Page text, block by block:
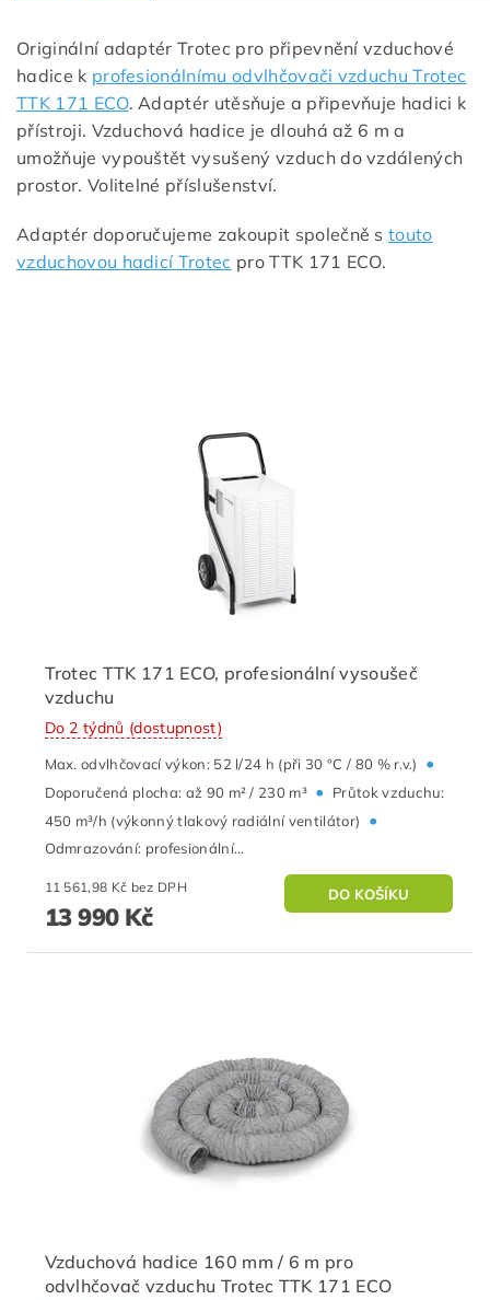
Originální adaptér Trotec pro připevnění vzduchové
hadice k profesionálnímu odvlhčovači vzduchu Trotec
TTK 171 ECO. Adaptér utěsňuje a připevňuje hadici k
přístroji. Vzduchová hadice je dlouhá až 6 m a
umožňuje vypouštět vysušený vzduch do vzdálených
prostor. Volitelné příslušenství.
Adaptér doporučujeme zakoupit společně stouto
vzduchovou hadicí Trotec pro TTK 171 ECO.
Trotec TTK 171 ECO, profesionální vysoušeč
vzduchu
Do 2 týdnů (dostupnost)
Max. odvlhčovací výkon: 52 l/24 h (při 30 °C / 80 % r.v.) •
Doporučená plocha: až 90 m² / 230 m³ •
Průtok vzduchu:
450 m³/h (výkonný tlakový radiální ventilátor)
•
Odmrazování: profesionální...
11 561,98 Kč bez DPH
13 990 Kč
Vzduchová hadice 160 mm / 6 m pro
odvlhčovač vzduchu Trotec TTK 171 ECO